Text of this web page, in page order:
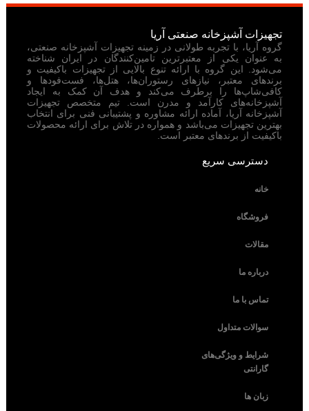
تجهیزات آشپزخانه صنعتی آریا
گروه آریا، با تجربه طولانی در زمینه تجهیزات آشپزخانه صنعتی،
به عنوان یکی از معتبرترین تامین‌کنندگان در ایران شناخته
می‌شود. این گروه با ارائه تنوع بالایی از تجهیزات باکیفیت و
برندهای معتبر، نیازهای رستوران‌ها، هتل‌ها، فست‌فودها و
کافی‌شاپ‌ها را برطرف می‌کند و هدف آن کمک به ایجاد
آشپزخانه‌های کارآمد و مدرن است. تیم متخصص تجهیزات
آشپزخانه آریا، آماده ارائه مشاوره و پشتیبانی فنی برای انتخاب
بهترین تجهیزات می‌باشد و همواره در تلاش برای ارائه محصولات
باکیفیت از برندهای معتبر است.
دسترسی سریع
خانه
فروشگاه
مقالات
درباره ما
تماس با ما
سوالات متداول
شرایط و ویژگی‌های
گارانتی
زبان ها